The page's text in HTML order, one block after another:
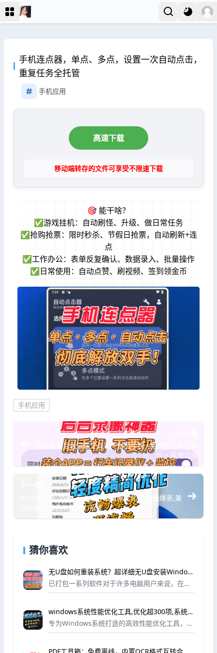
手机连点器，单点、多点，设置一次自动点击，
重复任务全托管
手机应用
高速下载
移动端转存的文件可享受不限速下载
🎯 能干啥？
✅游戏挂机：自动刷怪、升级、做日常任务
✅抢购抢票：限时秒杀、节假日抢票，自动刷新+连
点
✅工作办公：表单反复确认、数据录入、批量操作
✅日常使用：自动点赞、刷视频、签到领金币
手机应用
开源免费后台录像工具，一台旧手机 =免费的行车记录
仪 + 家用监控
windows11 26H2 专业工作站精简优化版,流畅爆表,兼
容性稳定,适合长期主力系统
猜你喜欢
无U盘如何重装系统？超详细无U盘安装Window
s系统教程
已打包一系列软件对于许多电脑用户来说，在没
的步骤，您可以轻松实现无U盘系统重装。本教
程将...
windows系统性能优化工具,优化超300项,系统
速度游戏体验提升30%
专为Windows系统打造的高效性能优化工具，一